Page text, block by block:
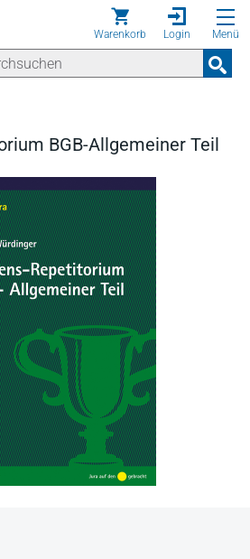
Warenkorb Login Menü
BGB-Allgemeiner Teil